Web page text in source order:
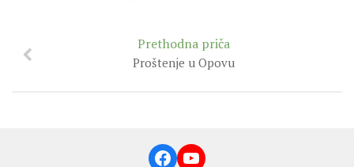
Prethodna priča
Proštenje u Opovu
Facebook
YouTube